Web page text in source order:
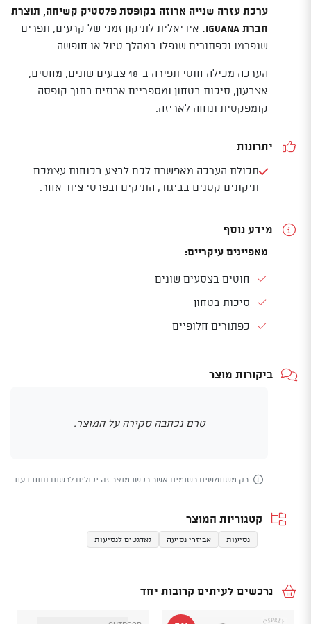
ערכת עזרה שנייה ארוזה בקופסת פלסטיק קשיחה, תוצרת
חברת Iguana.
אידיאלית לתיקון זמני של קרעים, תפרים
שנפרמו וכפתורים שנפלו במהלך טיול או חופשה.
הערכה מכילה חוטי תפירה ב-18 צבעים שונים, מחטים,
אצבעון, סיכות בטחון ומספריים ארוזים בתוך קופסה
קומפקטית ונוחה לאריזה.
יתרונות
תכולת הערכה מאפשרת לכם לבצע בכוחות עצמכם
תיקונים קטנים בביגוד, התיקים ובפרטי ציוד אחר.
מידע נוסף
מאפיינים עיקריים:
חוטים בצסעים שונים
סיכות בטחון
כפתורים חלופיים
ביקורות מוצר
טרם נכתבה סקירה על המוצר.
רק משתמשים רשומים אשר רכשו מוצר זה יכולים לרשום חוות דעת.
קטגוריות המוצר
נסיעות אביזרי נסיעה גאדגטים לנסיעות
נרכשים לעיתים קרובות יחד